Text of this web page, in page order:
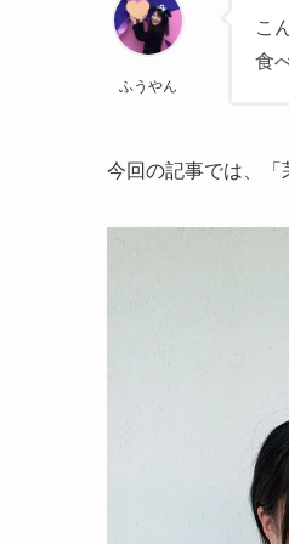
ふうやん
こ
食
今回の記事では、「